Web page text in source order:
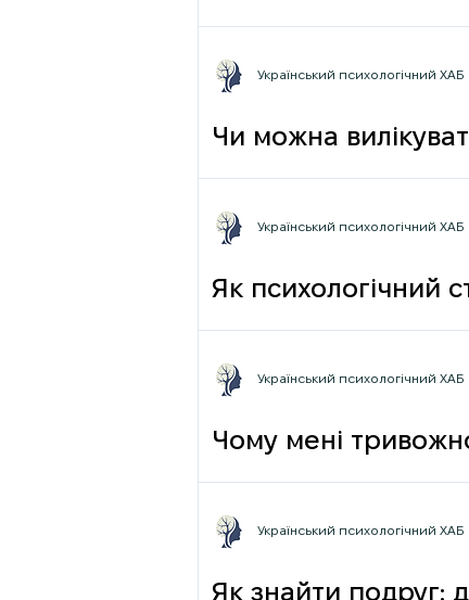
грамотності до
Чи можна
Український психологічний ХАБ
Як психологічний
Український психологічний ХАБ
Чому мені
Український психологічний ХАБ
Як знайти подруг:
Український психологічний ХАБ